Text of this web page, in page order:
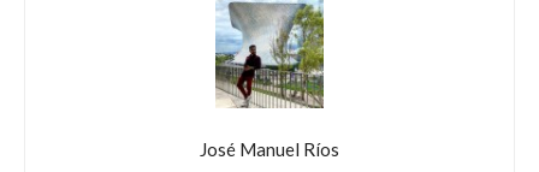
José Manuel Ríos